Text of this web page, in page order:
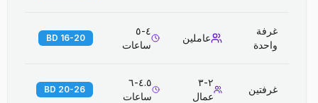
غرفة
واحدة
عاملين
٤-٥
ساعات
16-20 BD
غرفتين
٢-٣
عمال
٤.٥-٦
ساعات
20-26 BD